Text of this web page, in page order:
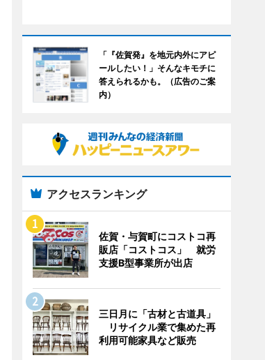
「『佐賀発』を地元内外にアピ
ールしたい！」そんなキモチに
答えられるかも。（広告のご案
内）
アクセスランキング
佐賀・与賀町にコストコ再
販店「コストコス」 就労
支援B型事業所が出店
三日月に「古材と古道具」
リサイクル業で集めた再
利用可能家具など販売